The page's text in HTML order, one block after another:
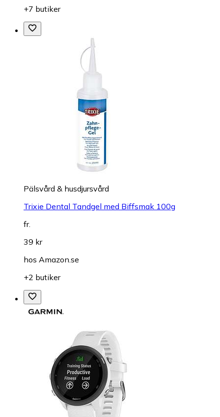
+7 butiker
Pälsvård & husdjursvård
Trixie Dental Tandgel med Biffsmak 100g
fr.
39 kr
hos Amazon.se
+2 butiker